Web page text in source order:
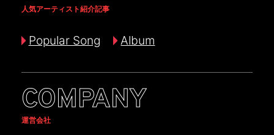
人気アーティスト紹介記事
Popular Song Album
COMPANY
運営会社